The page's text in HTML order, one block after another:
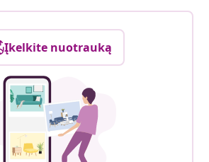
Įkelkite nuotrauką